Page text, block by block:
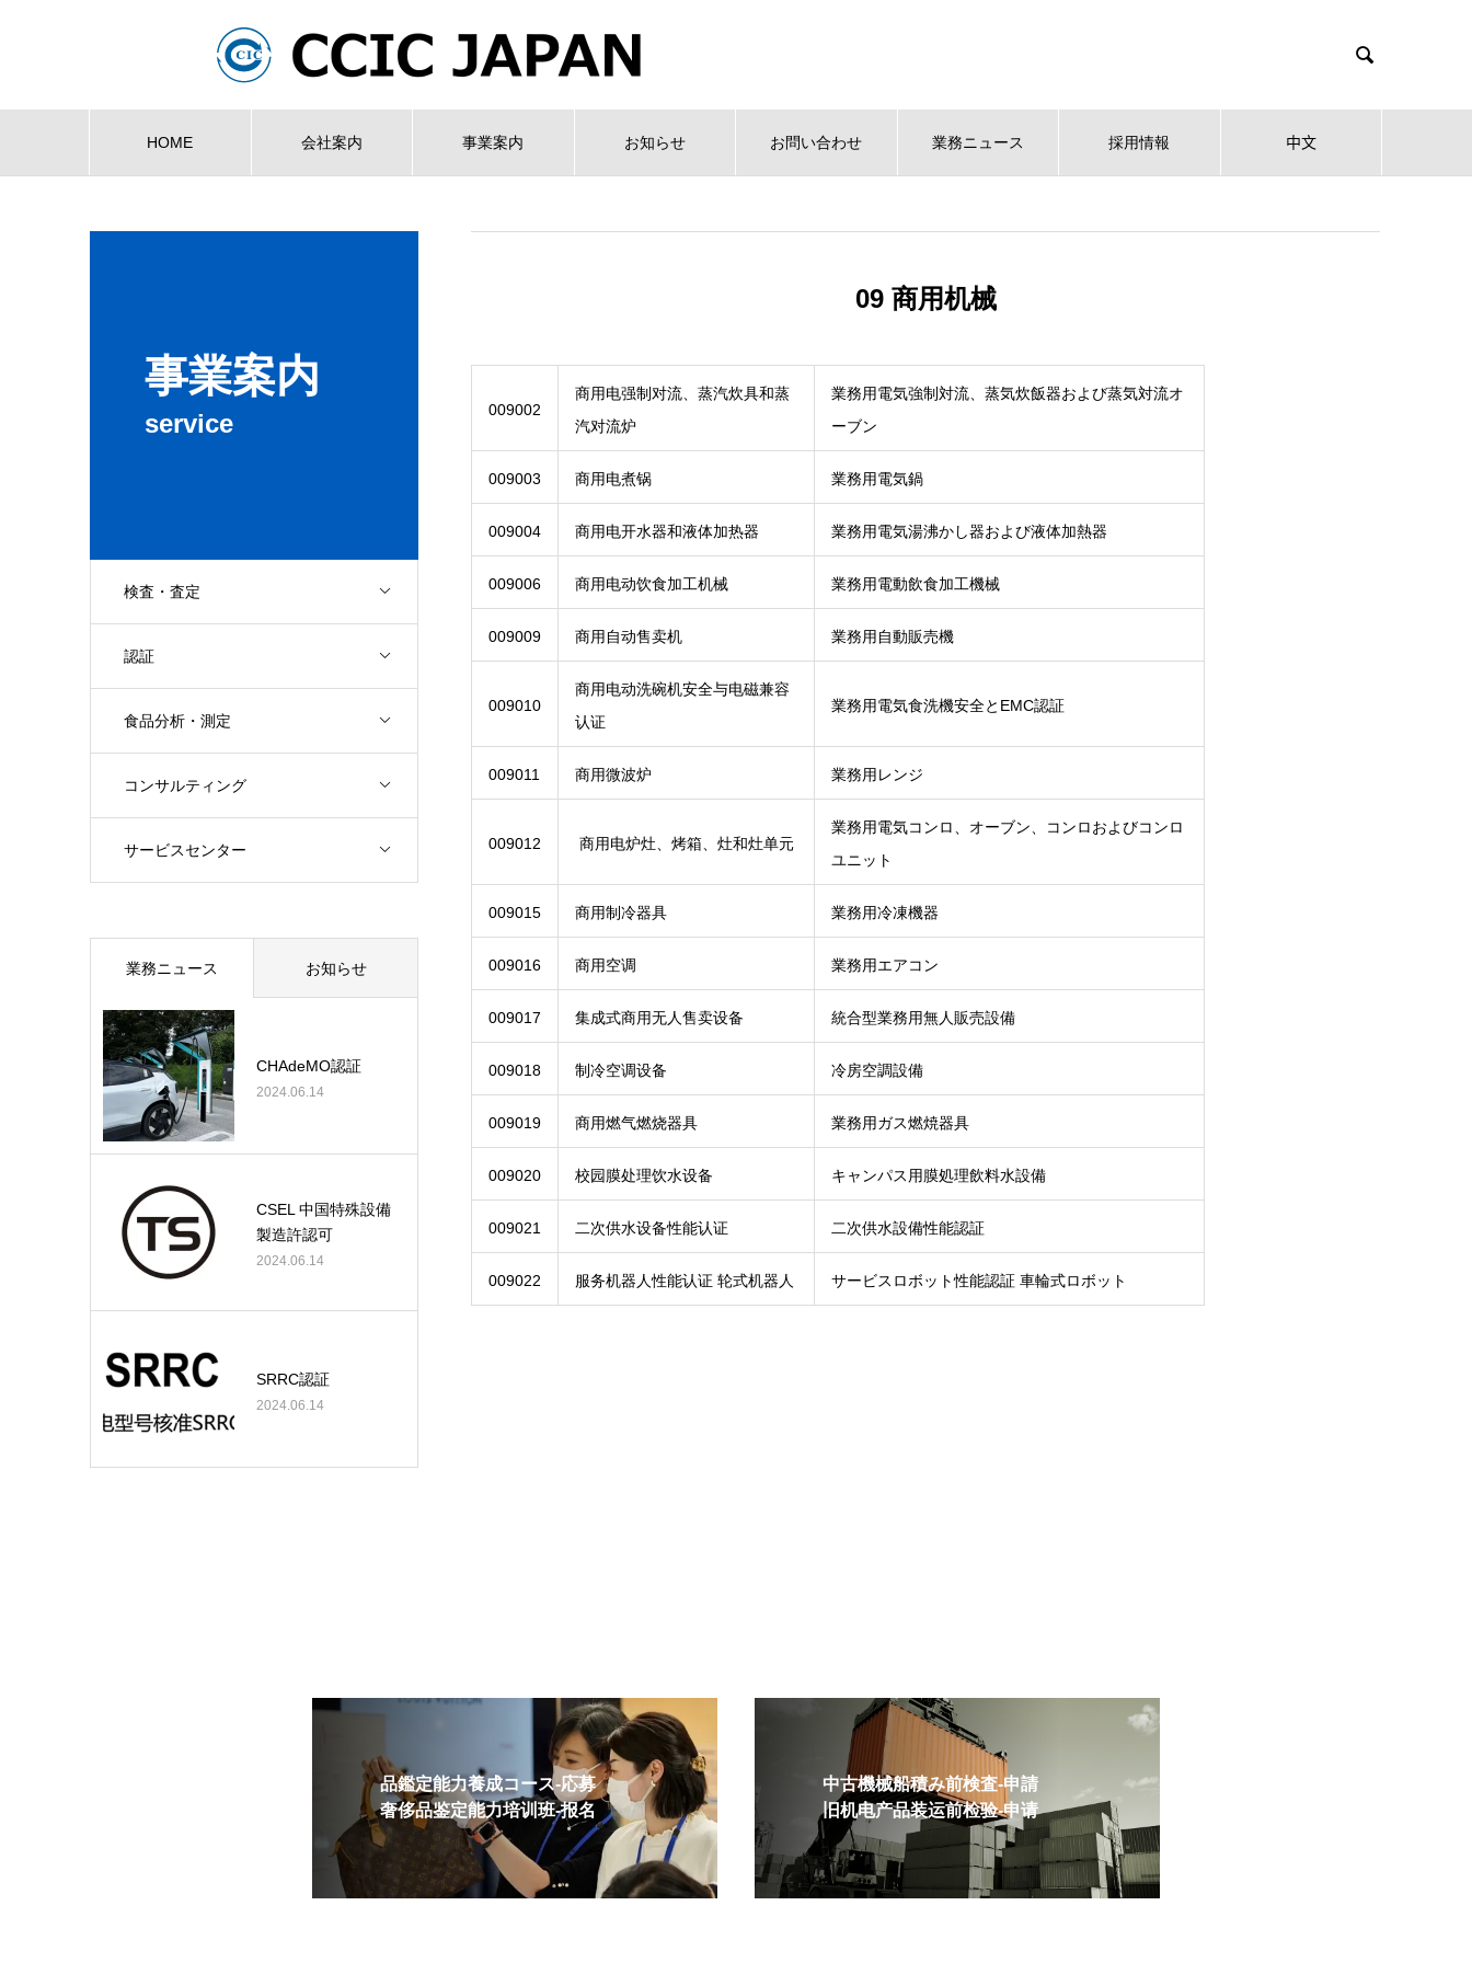

HOME 会社案内 事業案内 お知らせ お問い合わせ 業務ニュース 採用情報 中文
事業案内
service
検査・査定
認証
食品分析・測定
コンサルティング
サービスセンター
09 商用机械
009002
商用电强制对流、蒸汽炊具和蒸
汽对流炉
業務用電気強制対流、蒸気炊飯器および蒸気対流オ
ーブン
009003 商用电煮锅 業務用電気鍋
009004 商用电开水器和液体加热器 業務用電気湯沸かし器および液体加熱器
009006 商用电动饮食加工机械 業務用電動飲食加工機械
009009 商用自动售卖机 業務用自動販売機
009010
商用电动洗碗机安全与电磁兼容
认证
業務用電気食洗機安全とEMC認証
009011 商用微波炉 業務用レンジ
009012 商用电炉灶、烤箱、灶和灶单元
業務用電気コンロ、オーブン、コンロおよびコンロ
ユニット
009015 商用制冷器具 業務用冷凍機器
009016 商用空调 業務用エアコン
009017 集成式商用无人售卖设备 統合型業務用無人販売設備
009018 制冷空调设备 冷房空調設備
009019 商用燃气燃烧器具 業務用ガス燃焼器具
009020 校园膜处理饮水设备 キャンパス用膜処理飲料水設備
009021 二次供水设备性能认证 二次供水設備性能認証
009022 服务机器人性能认证 轮式机器人 サービスロボット性能認証 車輪式ロボット
業務ニュース お知らせ
CHAdeMO認証
2024.06.14
CSEL 中国特殊設備
製造許認可
2024.06.14
SRRC認証
2024.06.14
品鑑定能力養成コース-応募
奢侈品鉴定能力培训班-报名
中古機械船積み前検査-申請
旧机电产品装运前检验-申请